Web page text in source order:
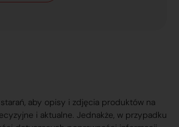
aby opisy i zdjęcia produktów na
i aktualne. Jednakże, w przypadku